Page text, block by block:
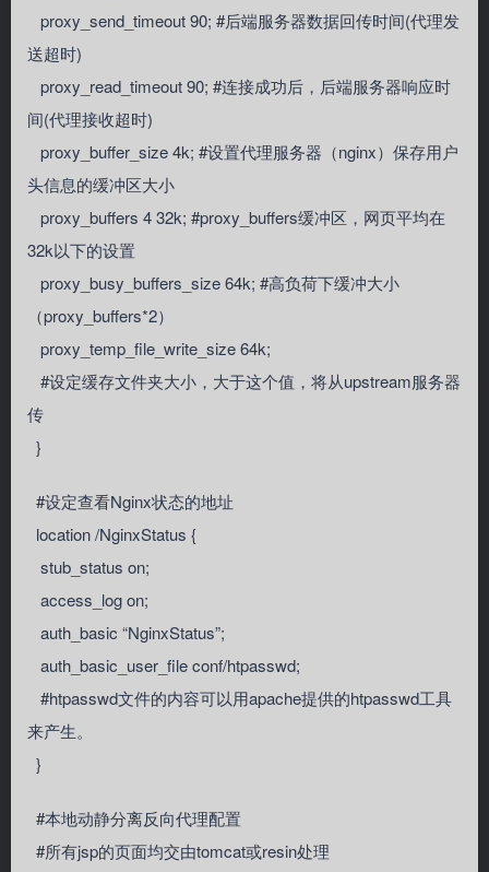
proxy_send_timeout 90; #后端服务器数据回传时间(代理发
送超时)
proxy_read_timeout 90; #连接成功后，后端服务器响应时
间(代理接收超时)
proxy_buffer_size 4k; #设置代理服务器（nginx）保存用户
头信息的缓冲区大小
proxy_buffers 4 32k; #proxy_buffers缓冲区，网页平均在
32k以下的设置
proxy_busy_buffers_size 64k; #高负荷下缓冲大小
（proxy_buffers*2）
proxy_temp_file_write_size 64k;
#设定缓存文件夹大小，大于这个值，将从upstream服务器
传
}
#设定查看Nginx状态的地址
location /NginxStatus {
stub_status on;
access_log on;
auth_basic “NginxStatus”;
auth_basic_user_file conf/htpasswd;
#htpasswd文件的内容可以用apache提供的htpasswd工具
来产生。
}
#本地动静分离反向代理配置
#所有jsp的页面均交由tomcat或resin处理